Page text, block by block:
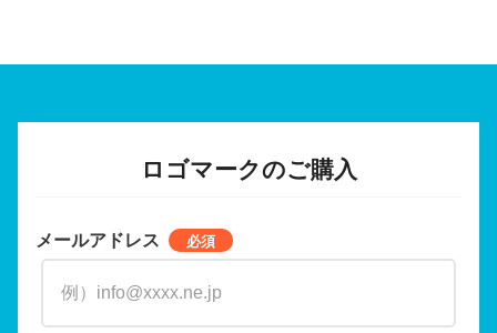
ロゴマークのご購入
メールアドレス